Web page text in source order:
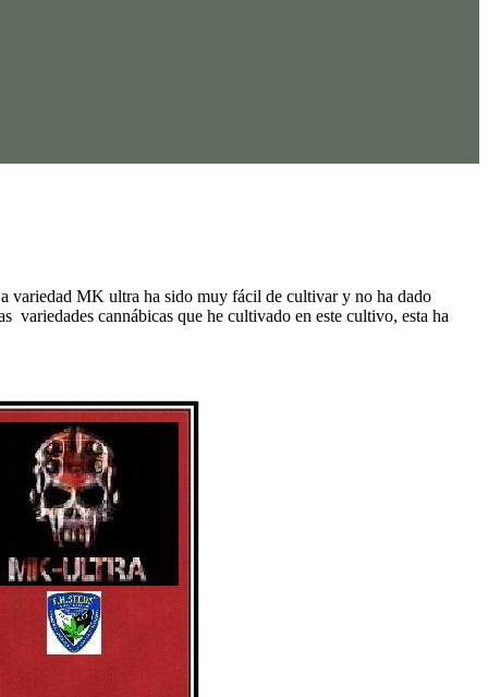
variedad MK ultra ha sido muy fácil de cultivar y no ha dado
variedades cannábicas que he cultivado en este cultivo, esta ha